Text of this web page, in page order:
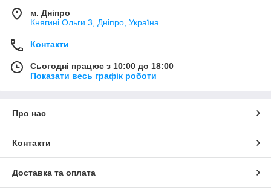
м. Дніпро
Княгині Ольги 3, Дніпро, Україна
Контакти
Сьогодні працює з 10:00 до 18:00
Показати весь графік роботи
Про нас
Контакти
Доставка та оплата